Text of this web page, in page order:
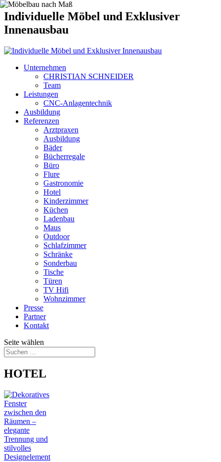
Individuelle Möbel und Exklusiver
Innenausbau
Unternehmen
CHRISTIAN SCHNEIDER
Team
Leistungen
CNC-Anlagentechnik
Ausbildung
Referenzen
Arztpraxen
Ausbildung
Bäder
Bücherregale
Büro
Flure
Gastronomie
Hotel
Kinderzimmer
Küchen
Ladenbau
Maus
Outdoor
Schlafzimmer
Schränke
Sonderbau
Tische
Türen
TV Hifi
Wohnzimmer
Presse
Partner
Kontakt
Seite wählen
HOTEL